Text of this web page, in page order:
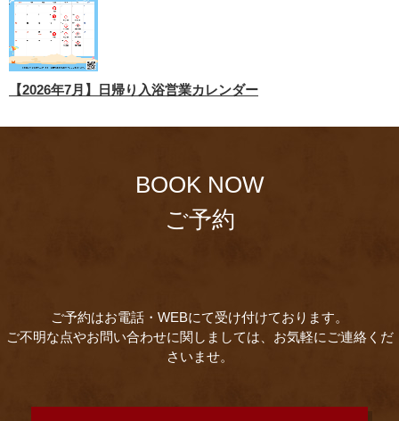
【2026年7月】日帰り入浴営業カレンダー
BOOK NOW
ご予約
ご予約はお電話・WEBにて受け付けております。
ご不明な点やお問い合わせに関しましては、お気軽にご連絡くだ
さいませ。